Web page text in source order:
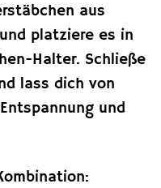
aus
platziere es in
Halter. Schließe
lass dich von
und